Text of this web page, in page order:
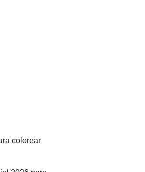
colorear